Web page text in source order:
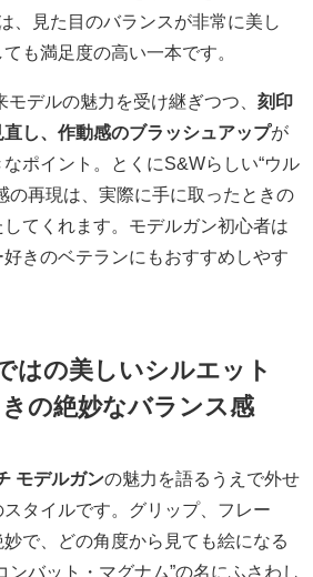
、見た目のバランスが非常に美し
も満足度の高い一本です。
デルの魅力を受け継ぎつつ、 刻印
し、作動感のブラッシュアップが
ポイント。とくにS&Wらしい“ウル
の再現は、実際に手に取ったときの
てくれます。モデルガン初心者は
きのベテランにもおすすめしやす
はの美しいシルエット
の絶妙なバランス感
モデルガンの魅力を語るうえで外せ
タイルです。グリップ、フレー
で、どの角度から見ても絵になる
ンバット・マグナム”の名にふさわし